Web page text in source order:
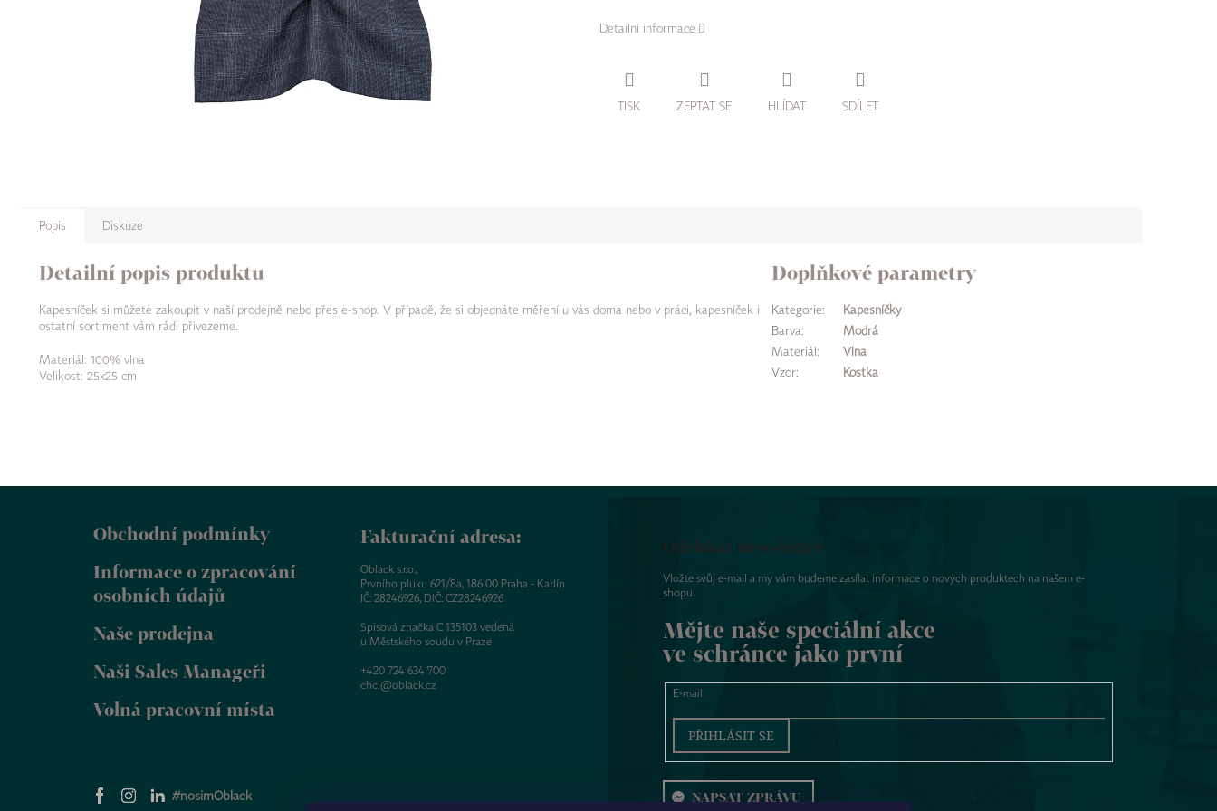
Detailní informace
TISK ZEPTAT SE HLÍDAT SDÍLET
Popis Diskuze
Detailní popis produktu
Kapesníček si můžete zakoupit v naší prodejně nebo přes e-shop. V případě, že si objednáte měření u vás doma nebo v práci, kapesníček i
ostatní sortiment vám rádi přivezeme.
Materiál: 100% vlna
Velikost: 25x25 cm
Doplňkové parametry
Kategorie:
Kapesníčky
Barva:
Modrá
Materiál :
Vlna
Vzor: Kostka
Obchodní podmínky
Informace o zpracování
osobních údajů
Naše prodejna
Naši Sales Manageři
Volná pracovní místa
#nosimOblack
Fakturační adresa:
Oblack s.r.o.,
Prvního pluku 621/8a, 186 00 Praha - Karlín
IČ: 28246926, DIČ: CZ28246926
Spisová značka C 135103 vedená
u Městského soudu v Praze
+420 724 634 700
chci@oblack.cz
Odebírat newsletter
Vložte svůj e-mail a my vám budeme zasílat informace o nových produktech na našem e-
shopu.
Mějte naše speciální akce
ve schránce jako první
E-mail
PŘIHLÁSIT SE
NAPSAT ZPRÁVU